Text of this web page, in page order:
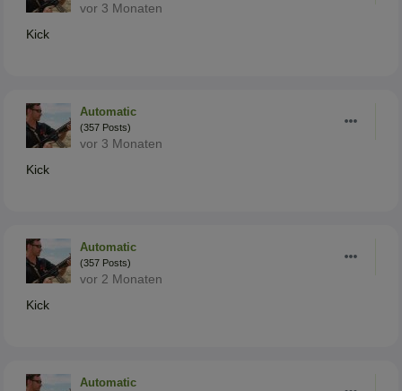
vor 3 Monaten
Kick
Automatic
(357 Posts)
vor 3 Monaten
Kick
Automatic
(357 Posts)
vor 2 Monaten
Kick
Automatic